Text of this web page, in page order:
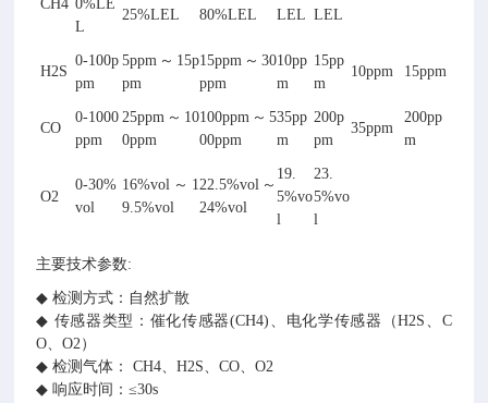
CH4 0%LE
L
25%LEL 80%LEL LEL LEL
H2S
0-100p
pm
5ppm～15p
pm
15ppm～30
ppm
10pp
m
15pp
m
10ppm 15ppm
CO
0-1000
ppm
25ppm～10
0ppm
100ppm～5
00ppm
35pp
m
200p
pm
35ppm
200pp
m
O2
0-30%
vol
16%vol～1
9.5%vol
22.5%vol～
24%vol
19.
5%vo
l
23.
5%vo
l
主要技术参数:
◆ 检测方式：自然扩散
◆ 传感器类型：催化传感器(CH4)、电化学传感器（H2S、C
O、O2）
◆ 检测气体： CH4、H2S、CO、O2
◆ 响应时间：≤30s